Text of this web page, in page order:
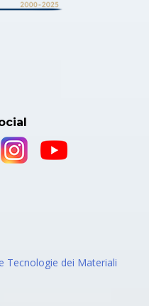
Tecnologie dei Materiali